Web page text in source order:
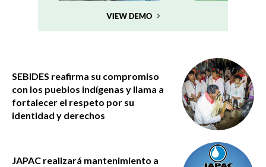
SEBIDES reafirma su compromiso
con los pueblos indígenas y llama a
fortalecer el respeto por su
identidad y derechos
JAPAC realizará mantenimiento a